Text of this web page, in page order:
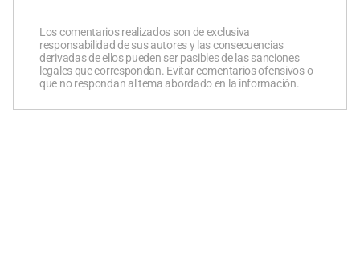
Los comentarios realizados son de exclusiva
responsabilidad de sus autores y las consecuencias
derivadas de ellos pueden ser pasibles de las sanciones
legales que correspondan. Evitar comentarios ofensivos o
que no respondan al tema abordado en la información.